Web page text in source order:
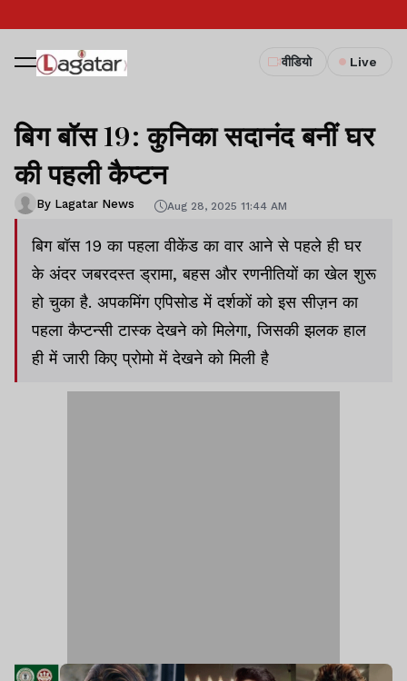
वीडियो Live
बिग बॉस 19: कुनिका सदानंद बनीं घर
की पहली कैप्टन
By Lagatar News Aug 28, 2025 11:44 AM
बिग बॉस 19 का पहला वीकेंड का वार आने से पहले ही घर
के अंदर जबरदस्त ड्रामा, बहस और रणनीतियों का खेल शुरू
हो चुका है. अपकमिंग एपिसोड में दर्शकों को इस सीज़न का
पहला कैप्टन्सी टास्क देखने को मिलेगा, जिसकी झलक हाल
ही में जारी किए प्रोमो में देखने को मिली है